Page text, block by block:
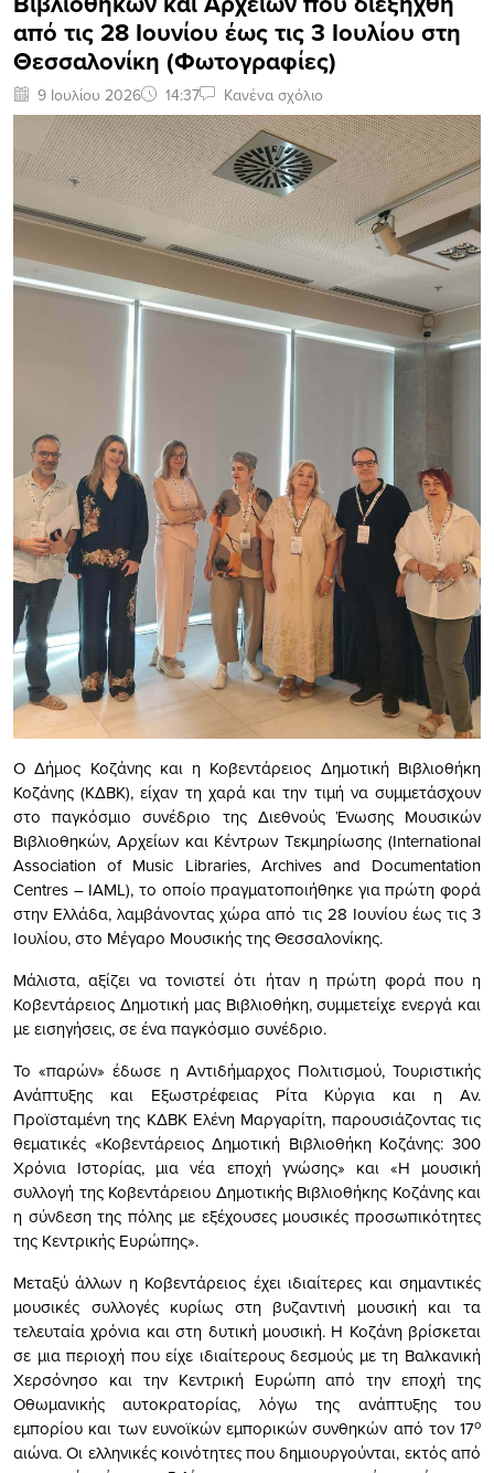
από τις 28 Ιουνίου έως τις 3 Ιουλίου στη
Θεσσαλονίκη (Φωτογραφίες)
9 Ιουλίου 2026 14:37 Κανένα σχόλιο
Ο Δήμος Κοζάνης και η Κοβεντάρειος Δημοτική Βιβλιοθήκη
Κοζάνης (ΚΔΒΚ), είχαν τη χαρά και την τιμή να συμμετάσχουν
στο παγκόσμιο συνέδριο της Διεθνούς Ένωσης Μουσικών
Βιβλιοθηκών, Αρχείων και Κέντρων Τεκμηρίωσης (International
Association of Music Libraries, Archives and Documentation
Centres – IAML), το οποίο πραγματοποιήθηκε για πρώτη φορά
στην Ελλάδα, λαμβάνοντας χώρα από τις 28 Ιουνίου έως τις 3
Ιουλίου, στο Μέγαρο Μουσικής της Θεσσαλονίκης.
Μάλιστα, αξίζει να τονιστεί ότι ήταν η πρώτη φορά που η
Κοβεντάρειος Δημοτική μας Βιβλιοθήκη, συμμετείχε ενεργά και
με εισηγήσεις, σε ένα παγκόσμιο συνέδριο.
Το «παρών» έδωσε η Αντιδήμαρχος Πολιτισμού, Τουριστικής
Ανάπτυξης και Εξωστρέφειας Ρίτα Κύργια και η Αν.
Προϊσταμένη της ΚΔΒΚ Ελένη Μαργαρίτη, παρουσιάζοντας τις
θεματικές «Κοβεντάρειος Δημοτική Βιβλιοθήκη Κοζάνης: 300
Χρόνια Ιστορίας, μια νέα εποχή γνώσης» και «Η μουσική
συλλογή της Κοβεντάρειου Δημοτικής Βιβλιοθήκης Κοζάνης και
η σύνδεση της πόλης με εξέχουσες μουσικές προσωπικότητες
της Κεντρικής Ευρώπης».
Μεταξύ άλλων η Κοβεντάρειος έχει ιδιαίτερες και σημαντικές
μουσικές συλλογές κυρίως στη βυζαντινή μουσική και τα
τελευταία χρόνια και στη δυτική μουσική. Η Κοζάνη βρίσκεται
σε μια περιοχή που είχε ιδιαίτερους δεσμούς με τη Βαλκανική
Χερσόνησο και την Κεντρική Ευρώπη από την εποχή της
Οθωμανικής αυτοκρατορίας, λόγω της ανάπτυξης του
εμπορίου και των ευνοϊκών εμπορικών συνθηκών από τον 17ο
αιώνα. Οι ελληνικές κοινότητες που δημιουργούνται, εκτός από